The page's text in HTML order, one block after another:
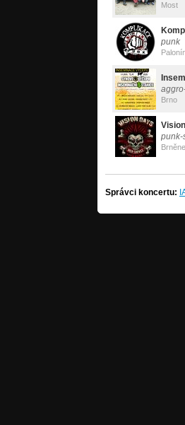
Most
punk
Brno
punk-
Správci koncertu: